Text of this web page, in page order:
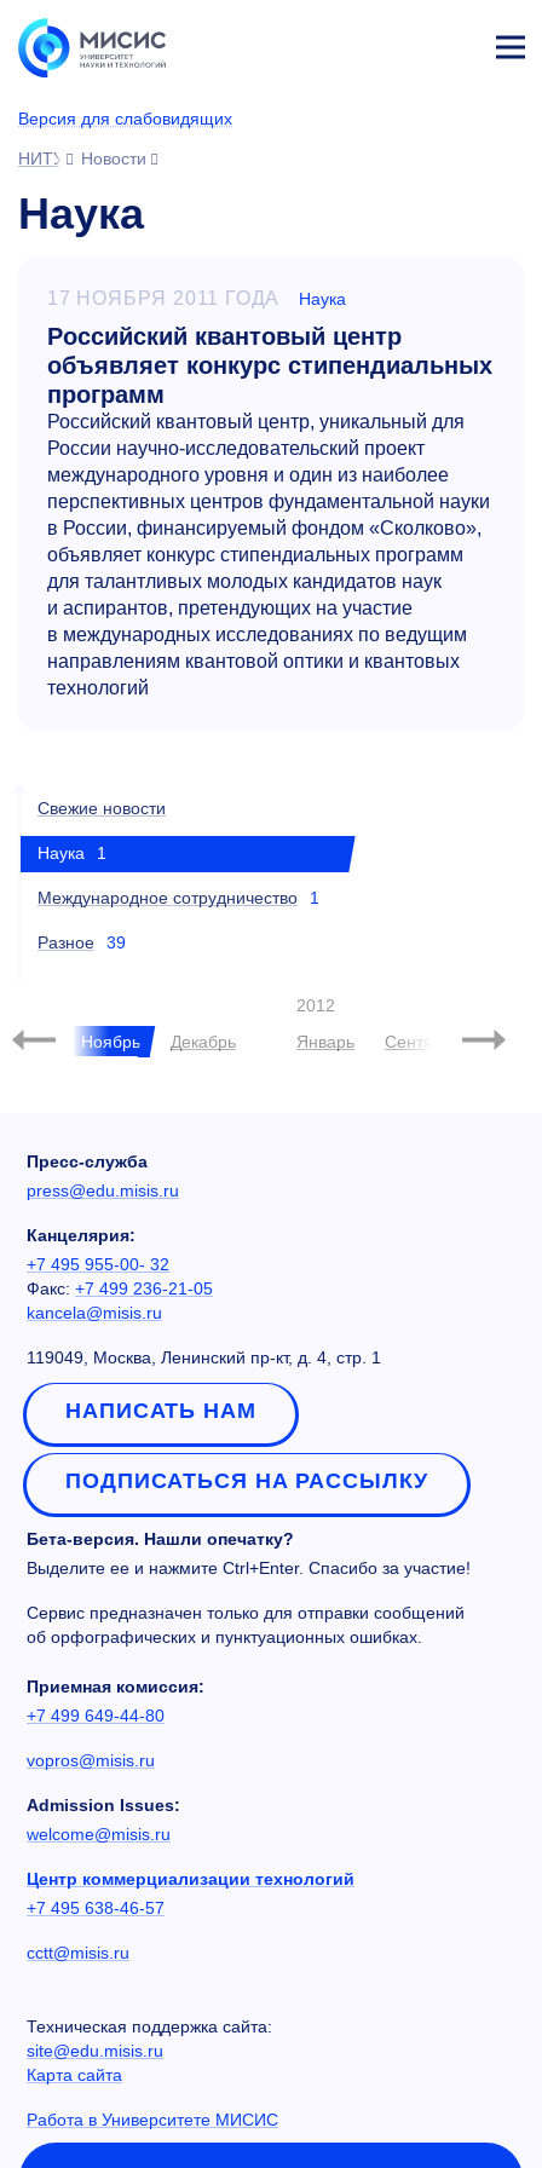
Версия для слабовидящих
НИТУ МИСИС
Новости
Наука
17 НОЯБРЯ 2011 ГОДА Наука
Российский квантовый центр
объявляет конкурс стипендиальных
программ
Российский квантовый центр, уникальный для
России научно-исследовательский проект
международного уровня и один из наиболее
перспективных центров фундаментальной науки
в России, финансируемый фондом «Сколково»,
объявляет конкурс стипендиальных программ
для талантливых молодых кандидатов наук
и аспирантов, претендующих на участие
в международных исследованиях по ведущим
направлениям квантовой оптики и квантовых
технологий
Свежие новости
Наука 1
Международное сотрудничество 1
Разное 39
Ноябрь Декабрь
2012
Январь
Сентябрь
Пресс-служба
press@edu.misis.ru
Канцелярия:
+7 495 955-00- 32
Факс: +7 499 236-21-05
kancela@misis.ru
119049, Москва, Ленинский пр-кт, д. 4, стр. 1
НАПИСАТЬ НАМ
ПОДПИСАТЬСЯ НА РАССЫЛКУ
Бета-версия. Нашли опечатку?
Выделите ее и нажмите Ctrl+Enter. Спасибо за участие!
Сервис предназначен только для отправки сообщений
об орфографических и пунктуационных ошибках.
Приемная комиссия:
+7 499 649-44-80
vopros@misis.ru
Admission Issues:
welcome@misis.ru
Центр коммерциализации технологий
+7 495 638-46-57
cctt@misis.ru
Техническая поддержка сайта:
site@edu.misis.ru
Карта сайта
Работа в Университете МИСИС
Сведения об образовательной организации